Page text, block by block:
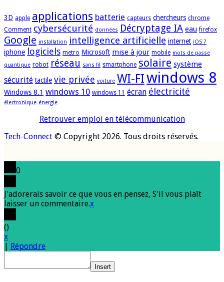
3D apple applications batterie capteurs chercheurs chrome
Comment cybersécurité données Décryptage IA eau firefox
Google installation intelligence artificielle internet iOS 7
iphone logiciels metro Microsoft mise à jour mobile mots de passe
quantique robot réseau sans fil smartphone solaire système
sécurité tactile vie privée voiture WI-FIwindows 8
Windows 8.1 windows 10 windows 11 écran électricité
électronique énergie
Retrouver emploi en télécommunication
Tech-Connect © Copyright 2026. Tous droits réservés.
0
J'adorerais savoir ce que vous en pensez, S'il vous plaît
laisser un commentaire.x
()
x
| Répondre
Insert